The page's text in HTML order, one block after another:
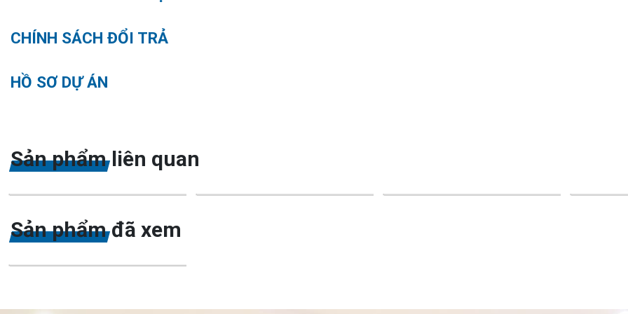
CHÍNH SÁCH ĐỔI TRẢ
HỒ SƠ DỰ ÁN
Sản phẩm liên quan
Sản phẩm đã xem